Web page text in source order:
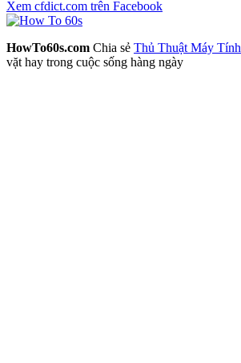
Xem cfdict.com trên Facebook
HowTo60s.com Chia sẻ Thủ Thuật Máy Tính
vặt hay trong cuộc sống hàng ngày